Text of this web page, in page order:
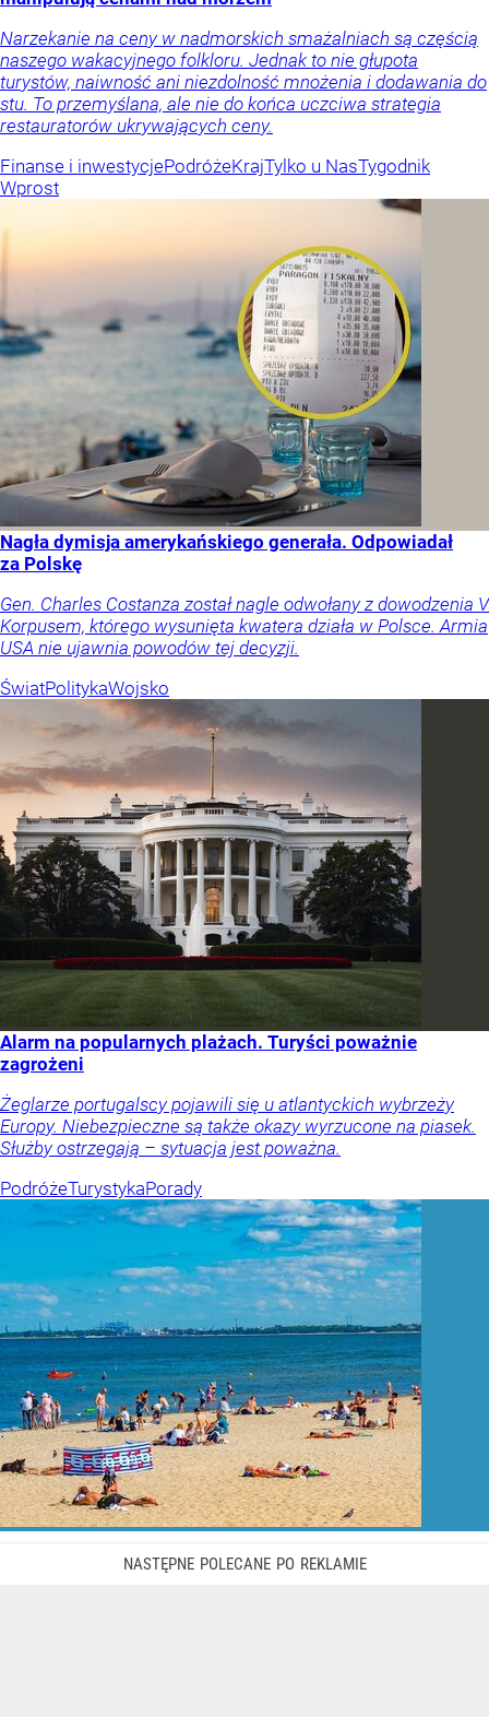
Narzekanie na ceny w nadmorskich smażalniach są częścią
naszego wakacyjnego folkloru. Jednak to nie głupota
turystów, naiwność ani niezdolność mnożenia i dodawania do
stu. To przemyślana, ale nie do końca uczciwa strategia
restauratorów ukrywających ceny.
Finanse i inwestycjePodróżeKrajTylko u NasTygodnik
Wprost
Nagła dymisja amerykańskiego generała. Odpowiadał
za Polskę
Gen. Charles Costanza został nagle odwołany z dowodzenia V
Korpusem, którego wysunięta kwatera działa w Polsce. Armia
USA nie ujawnia powodów tej decyzji.
ŚwiatPolitykaWojsko
Alarm na popularnych plażach. Turyści poważnie
zagrożeni
Żeglarze portugalscy pojawili się u atlantyckich wybrzeży
Europy. Niebezpieczne są także okazy wyrzucone na piasek.
Służby ostrzegają – sytuacja jest poważna.
PodróżeTurystykaPorady